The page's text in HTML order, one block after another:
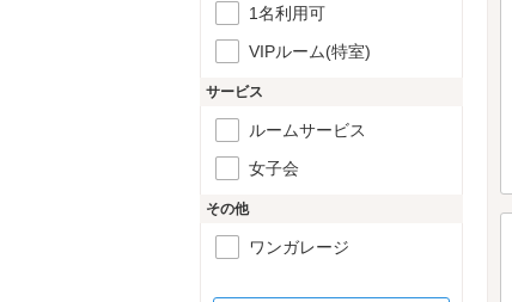
1名利用可
VIPルーム(特室)
サービス
ルームサービス
女子会
その他
ワンガレージ